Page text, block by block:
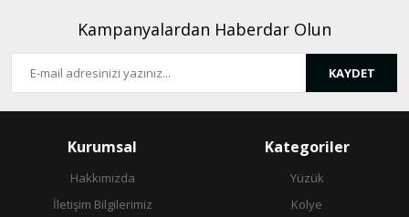
Kampanyalardan Haberdar Olun
KAYDET
Kurumsal
Hakkımızda
İletişim Bilgilerimiz
Kategoriler
Yüzük
Kolye